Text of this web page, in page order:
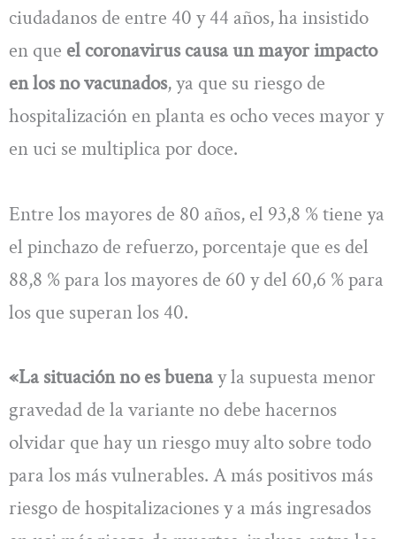
ciudadanos de entre 40 y 44 años, ha insistido
en que el coronavirus causa un mayor impacto
en los no vacunados, ya que su riesgo de
hospitalización en planta es ocho veces mayor y
en uci se multiplica por doce.
Entre los mayores de 80 años, el 93,8 % tiene ya
el pinchazo de refuerzo, porcentaje que es del
88,8 % para los mayores de 60 y del 60,6 % para
los que superan los 40.
«La situación no es buenay la supuesta menor
gravedad de la variante no debe hacernos
olvidar que hay un riesgo muy alto sobre todo
para los más vulnerables. A más positivos más
riesgo de hospitalizaciones y a más ingresados